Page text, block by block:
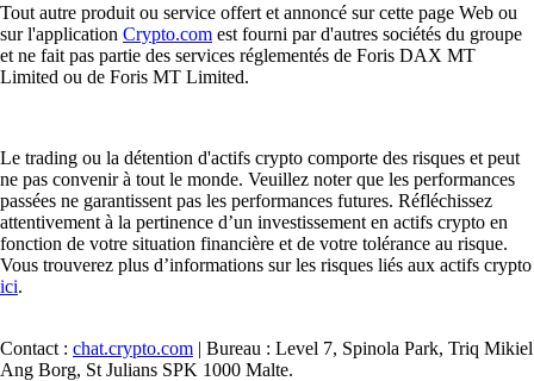
Tout autre produit ou service offert et annoncé sur cette page Web ou
sur l'application Crypto.com est fourni par d'autres sociétés du groupe
et ne fait pas partie des services réglementés de Foris DAX MT
Limited ou de Foris MT Limited.
Le trading ou la détention d'actifs crypto comporte des risques et peut
ne pas convenir à tout le monde. Veuillez noter que les performances
passées ne garantissent pas les performances futures. Réfléchissez
attentivement à la pertinence d’un investissement en actifs crypto en
fonction de votre situation financière et de votre tolérance au risque.
Vous trouverez plus d’informations sur les risques liés aux actifs crypto
ici.
Contact : chat.crypto.com | Bureau : Level 7, Spinola Park, Triq Mikiel
Ang Borg, St Julians SPK 1000 Malte.